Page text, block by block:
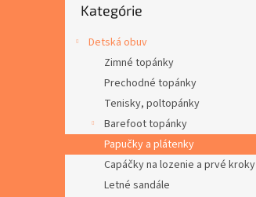
kategórie
Kategórie
Detská obuv
Zimné topánky
Prechodné topánky
Tenisky, poltopánky
Barefoot topánky
Papučky a plátenky
Capáčky na lozenie a prvé kroky
Letné sandále